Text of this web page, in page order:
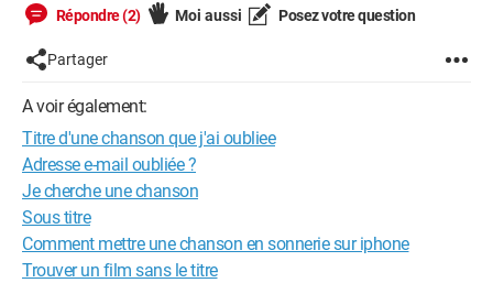
Répondre (2) Moi aussi Posez votre question
Partager
A voir également:
Titre d'une chanson que j'ai oubliee
Adresse e-mail oubliée ?
Je cherche une chanson
Sous titre
Comment mettre une chanson en sonnerie sur iphone
Trouver un film sans le titre